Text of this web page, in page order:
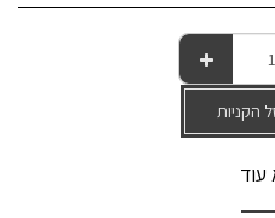
הקניות
עוד